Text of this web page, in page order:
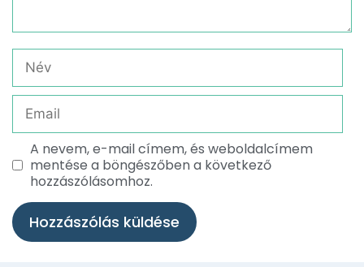
A nevem, e-mail címem, és weboldalcímem
mentése a böngészőben a következő
hozzászólásomhoz.